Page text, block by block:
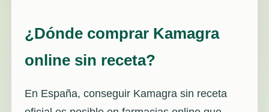
¿Dónde comprar Kamagra
online sin receta?
En España, conseguir Kamagra sin receta